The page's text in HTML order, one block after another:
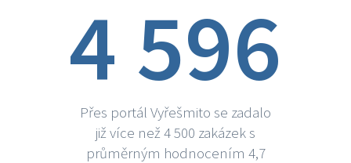
4 596
Přes portál Vyřešmito se zadalo
již více než 4 500 zakázek s
průměrným hodnocením 4,7